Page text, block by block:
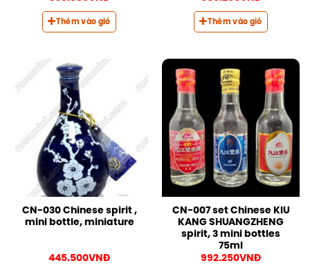
Thêm vào giỏ Thêm vào giỏ
CN-030 Chinese spirit ,
mini bottle, miniature
445.500VNĐ
CN-007 set Chinese KIU
KANG SHUANGZHENG
spirit, 3 mini bottles
75ml
992.250VNĐ